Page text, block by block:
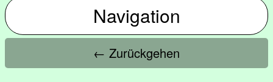
Navigation
← Zurückgehen